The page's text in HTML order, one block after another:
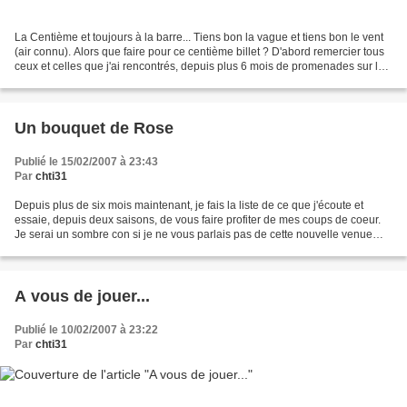
La Centième et toujours à la barre... Tiens bon la vague et tiens bon le vent
(air connu). Alors que faire pour ce centième billet ? D'abord remercier tous
ceux et celles que j'ai rencontrés, depuis plus 6 mois de promenades sur la
Un bouquet de Rose
Publié le 15/02/2007 à 23:43
Par chti31
Depuis plus de six mois maintenant, je fais la liste de ce que j'écoute et
essaie, depuis deux saisons, de vous faire profiter de mes coups de coeur.
Je serai un sombre con si je ne vous parlais pas de cette nouvelle venue
A vous de jouer...
Publié le 10/02/2007 à 23:22
Par chti31